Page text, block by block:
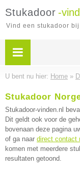
Stukadoor -
Vind een stukadoor
U bent nu hier: Home »
Stukadoor
Stukadoor-vinden.nl
Dit geldt ook voor de
bovenaan deze pagina
of ga naar direct contact
komen met meerdere
resultaten getoond.